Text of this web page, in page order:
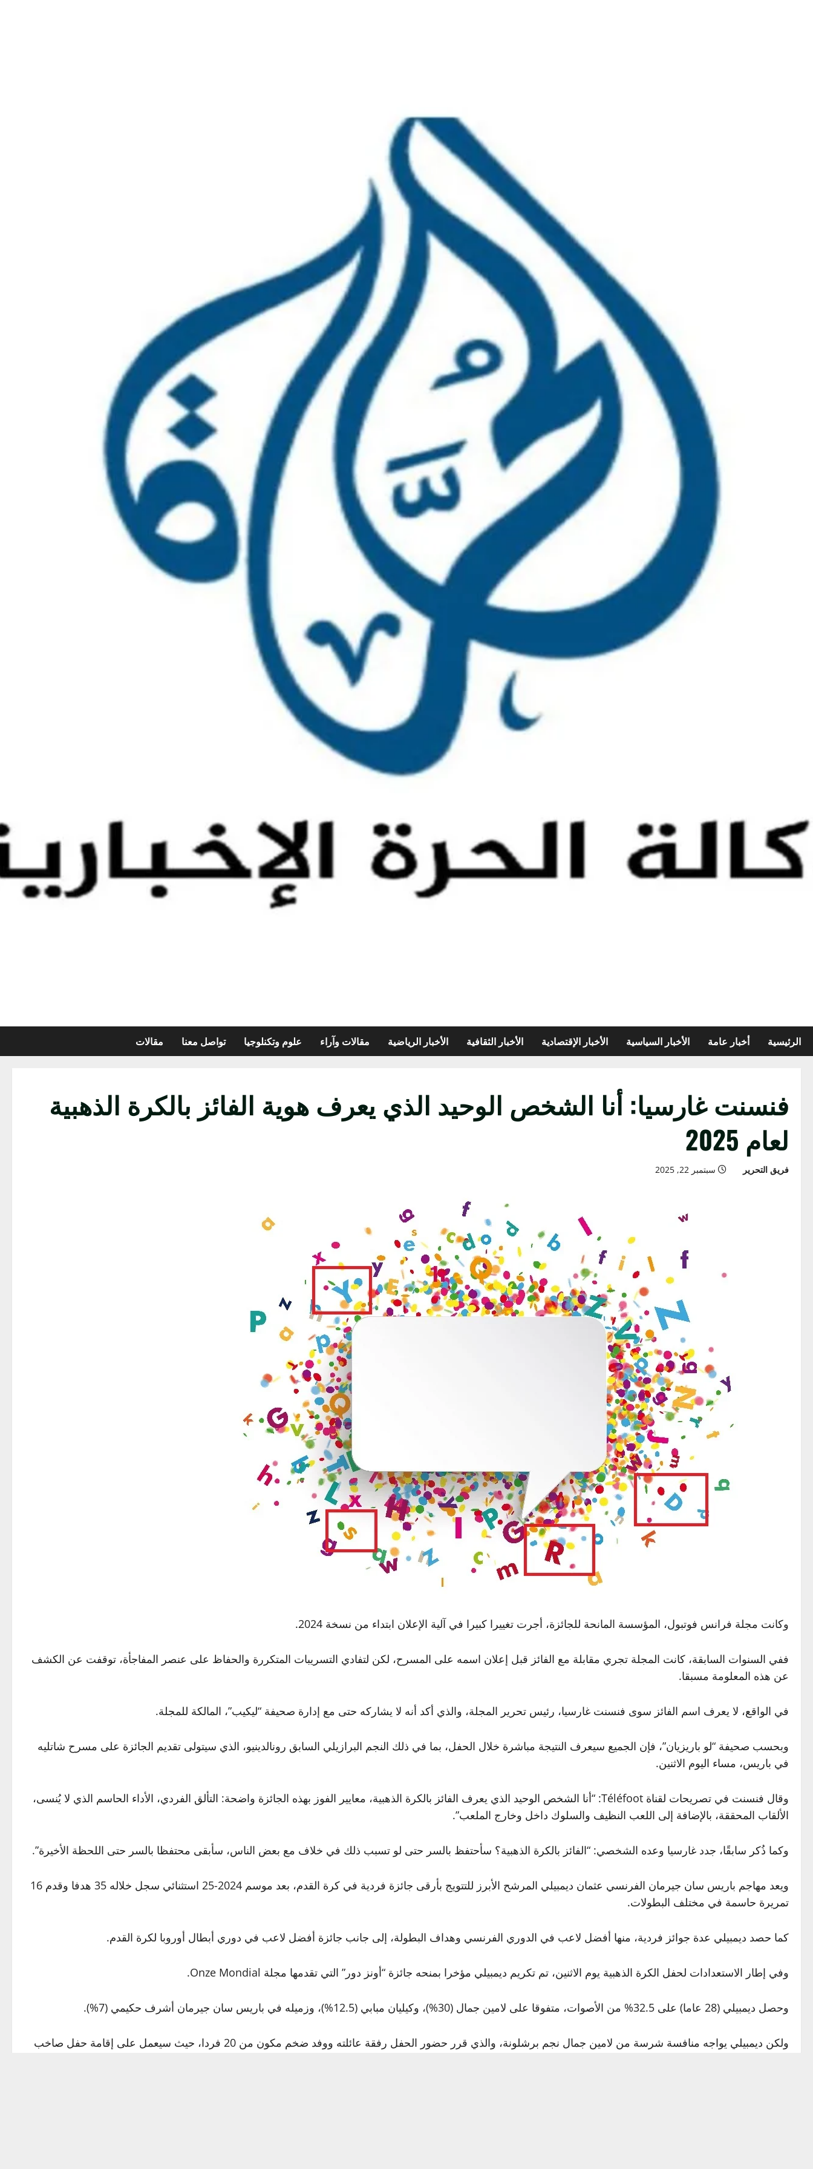
الرئيسية أخبار عامة الأخبار السياسية الأخبار الإقتصادية الأخبار الثقافية الأخبار الرياضية مقالات وآراء علوم وتكنلوجيا تواصل معنا مقالات
فنسنت غارسيا: أنا الشخص الوحيد الذي يعرف هوية الفائز بالكرة الذهبية
لعام 2025
فريق التحرير سبتمبر 22, 2025
وكانت مجلة فرانس فوتبول، المؤسسة المانحة للجائزة، أجرت تغييرا كبيرا في آلية الإعلان ابتداء من نسخة 2024.
ففي السنوات السابقة، كانت المجلة تجري مقابلة مع الفائز قبل إعلان اسمه على المسرح، لكن لتفادي التسريبات المتكررة والحفاظ على عنصر المفاجأة، توقفت عن الكشف
عن هذه المعلومة مسبقا.
في الواقع، لا يعرف اسم الفائز سوى فنسنت غارسيا، رئيس تحرير المجلة، والذي أكد أنه لا يشاركه حتى مع إدارة صحيفة “ليكيب”، المالكة للمجلة.
وبحسب صحيفة “لو باريزيان”، فإن الجميع سيعرف النتيجة مباشرة خلال الحفل، بما في ذلك النجم البرازيلي السابق رونالدينيو، الذي سيتولى تقديم الجائزة على مسرح شاتليه
في باريس، مساء اليوم الاثنين.
وقال فنسنت في تصريحات لقناة Téléfoot: “أنا الشخص الوحيد الذي يعرف الفائز بالكرة الذهبية، معايير الفوز بهذه الجائزة واضحة: التألق الفردي، الأداء الحاسم الذي لا يُنسى،
الألقاب المحققة، بالإضافة إلى اللعب النظيف والسلوك داخل وخارج الملعب”.
وكما ذُكر سابقًا، جدد غارسيا وعده الشخصي: “الفائز بالكرة الذهبية؟ سأحتفظ بالسر حتى لو تسبب ذلك في خلاف مع بعض الناس، سأبقى محتفظا بالسر حتى اللحظة الأخيرة”.
ويعد مهاجم باريس سان جيرمان الفرنسي عثمان ديمبيلي المرشح الأبرز للتتويج بأرقى جائزة فردية في كرة القدم، بعد موسم 2024-25 استثنائي سجل خلاله 35 هدفا وقدم 16
تمريرة حاسمة في مختلف البطولات.
كما حصد ديمبيلي عدة جوائز فردية، منها أفضل لاعب في الدوري الفرنسي وهداف البطولة، إلى جانب جائزة أفضل لاعب في دوري أبطال أوروبا لكرة القدم.
وفي إطار الاستعدادات لحفل الكرة الذهبية يوم الاثنين، تم تكريم ديمبيلي مؤخرا بمنحه جائزة “أونز دور” التي تقدمها مجلة Onze Mondial.
وحصل ديمبيلي (28 عاما) على 32.5% من الأصوات، متفوقا على لامين جمال (30%)، وكيليان مبابي (12.5%)، وزميله في باريس سان جيرمان أشرف حكيمي (7%).
ولكن ديمبيلي يواجه منافسة شرسة من لامين جمال نجم برشلونة، والذي قرر حضور الحفل رفقة عائلته ووفد ضخم مكون من 20 فردا، حيث سيعمل على إقامة حفل صاخب